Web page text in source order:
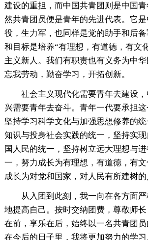
建设的重担，而中国共青团则是中国
然共青团员便是青年的先进代表。它
役，生力军，也同样是党的助手和后
和目标是培养“有理想，有道德，有文
主义新人。我们有职责也有义务为中
忘我劳动，勤奋学习，开拓创新。
社会主义现代化需要青年去建设
兴需要青年去奋斗。青年一代要承担
坚持学习科学文化与加强思想修养的
知识与投身社会实践的统一，坚持实
国人民的统一，坚持树立远大理想与
一，努力成长为有理想，有道德，有文
成长为对党和国家，对人民有所建树的
从入团到此刻，我一向在各方面
地提高自己。按时交纳团费，尊敬师
在前，享乐在后，始终以一名共青团员
在今后的日子里，我将更加努力的学习